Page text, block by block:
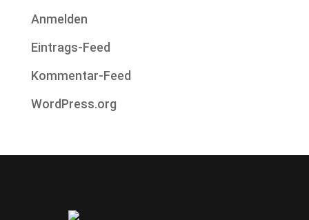
Anmelden
Eintrags-Feed
Kommentar-Feed
WordPress.org